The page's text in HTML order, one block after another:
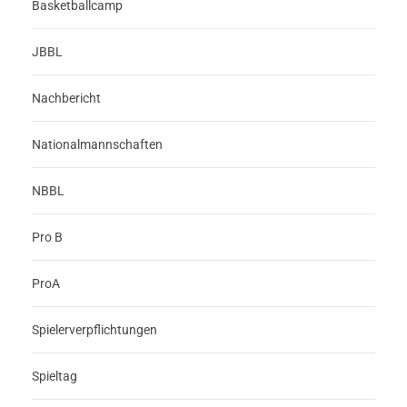
Basketballcamp
JBBL
Nachbericht
Nationalmannschaften
NBBL
Pro B
ProA
Spielerverpflichtungen
Spieltag